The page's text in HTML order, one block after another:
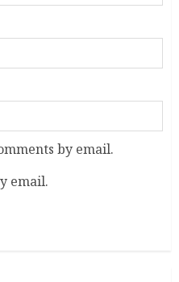
by email.
email.